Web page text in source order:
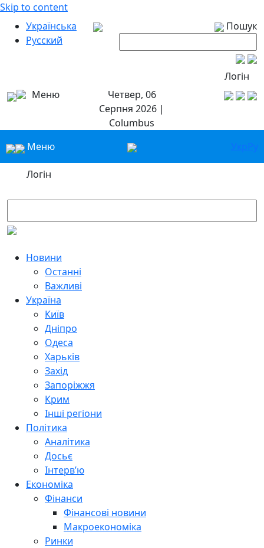
Skip to content
Українська
Русский
Пошук
Логін
Меню
Четвер, 06
Серпня 2026 |
Columbus
Меню
УкрРу
Логін
Новини
Останні
Важливі
Україна
Київ
Дніпро
Одеса
Харьків
Захід
Запоріжжя
Крим
Інші регіони
Політика
Аналітика
Досьє
Інтерв’ю
Економіка
Фінанси
Фінансові новини
Макроекономіка
Ринки